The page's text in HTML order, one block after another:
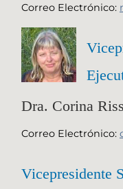
Correo Electrónico:
Dra. Corina
Correo Electrónico:
Vicepresidente